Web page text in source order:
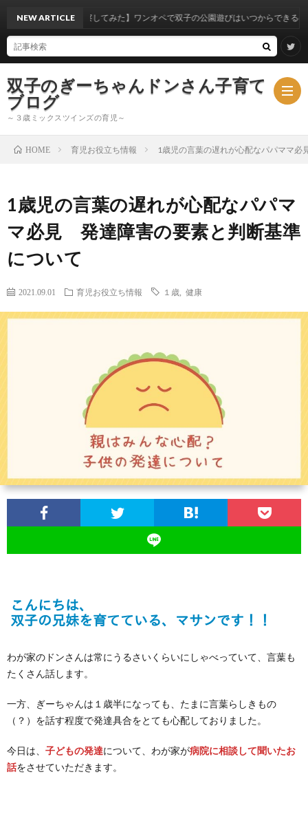
双子のぎーちゃんドンさん子育て
ブログ
～３歳ミックスツインズの育児～
ロ
グ
ミ
ッ
ス
の
NEW ARTICLE
体験から考察してみた】ワンオペで双子の公園遊びはいつからできるのか？
HOME 育児お役立ち情報 1歳児の言葉の遅れが心配なパパママ
1歳児の言葉の遅れが心配なパパマ
マ必見 発達障害の要素と判断基準
について
2021.09.01 育児お役立ち情報 １歳 健康
わが家のドンさんは常にうるさいくらいにしゃべっていて、言葉も
たくさん話します。
一方、ぎーちゃんは１歳半になっても、たまに言葉らしきもの
（？）を話す程度で発達具合をとても心配しておりました。
今日は、 子どもの発達について、わが家が病院に相談して聞いたお
話をさせていただきます。